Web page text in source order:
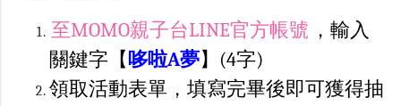
至MOMO親子台LINE官方帳號 ，輸入
關鍵字【哆啦A夢】(4字)
領取活動表單，填寫完畢後即可獲得抽